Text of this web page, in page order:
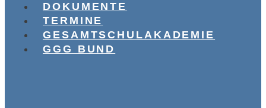
DOKUMENTE
TERMINE
GESAMTSCHULAKADEMIE
GGG BUND